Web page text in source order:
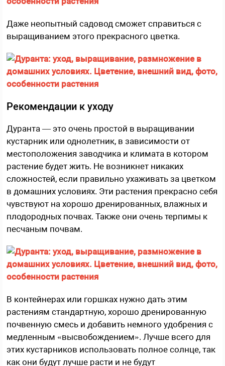
Даже неопытный садовод сможет справиться с
выращиванием этого прекрасного цветка.
Рекомендации к уходу
Дуранта — это очень простой в выращивании
кустарник или однолетник, в зависимости от
местоположения заводчика и климата в котором
растение будет жить. Не возникнет никаких
сложностей, если правильно ухаживать за цветком
в домашних условиях. Эти растения прекрасно себя
чувствуют на хорошо дренированных, влажных и
плодородных почвах. Также они очень терпимы к
песчаным почвам.
В контейнерах или горшках нужно дать этим
растениям стандартную, хорошо дренированную
почвенную смесь и добавить немного удобрения с
медленным «высвобождением». Лучше всего для
этих кустарников использовать полное солнце, так
как они будут лучше расти и не будут